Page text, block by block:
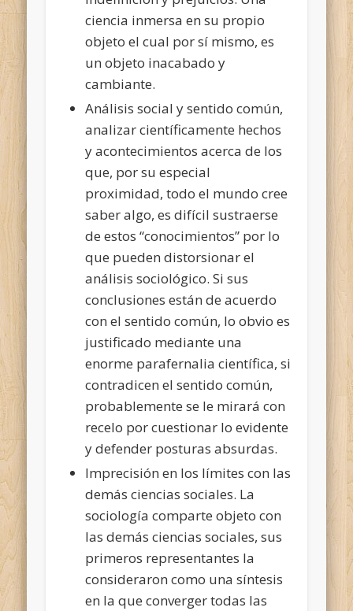
ciencia inmersa en su propio
objeto el cual por sí mismo, es
un objeto inacabado y
cambiante.
Análisis social y sentido común,
analizar científicamente hechos
y acontecimientos acerca de los
que, por su especial
proximidad, todo el mundo cree
saber algo, es difícil sustraerse
de estos “conocimientos” por lo
que pueden distorsionar el
análisis sociológico. Si sus
conclusiones están de acuerdo
con el sentido común, lo obvio es
justificado mediante una
enorme parafernalia científica, si
contradicen el sentido común,
probablemente se le mirará con
recelo por cuestionar lo evidente
y defender posturas absurdas.
Imprecisión en los límites con las
demás ciencias sociales. La
sociología comparte objeto con
las demás ciencias sociales, sus
primeros representantes la
consideraron como una síntesis
en la que converger todas las